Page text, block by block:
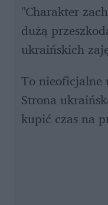
"Charakter
dużą
ukraińskich
To nieoficjalne
Strona
kupić czas na